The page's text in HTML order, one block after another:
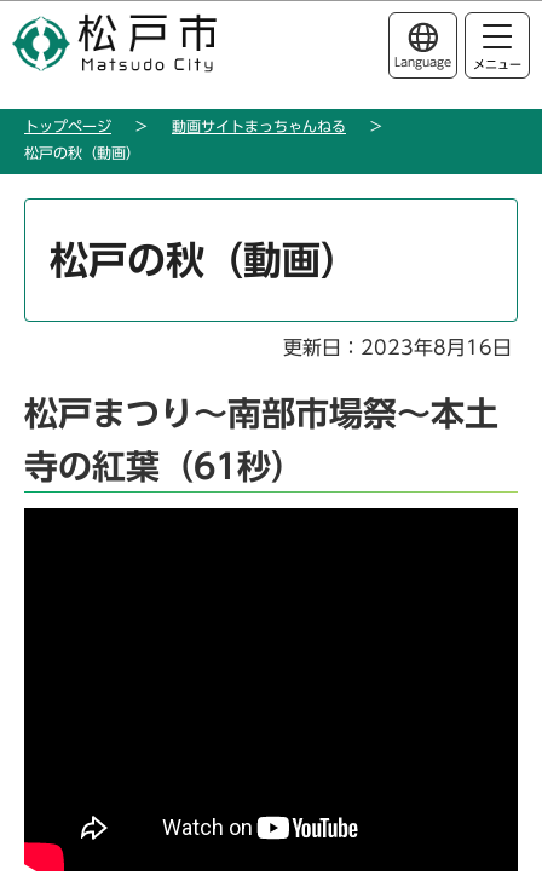
の
ー
このページの本文へ移動
Language メニュー
トップページ
動画サイトまっちゃんねる
松戸の秋（動画）
松戸の秋（動画）
更新日：2023年8月16日
松戸まつり～南部市場祭～本土
寺の紅葉（61秒）